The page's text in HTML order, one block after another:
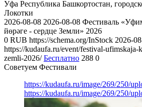
Уфа Республика Башкортостан,
Локотки
2026-08-08 2026-08-08 Фестиваль
йөрәге - сердце Земли» 2026
0 RUB https://schema.org/InStock 2026-
https://kudaufa.ru/event/festival-ufimskaja-
zemli-2026/ Бесплатно 288 0
Советуем Фестивали
https://kudaufa.ru/image/269/250/
https://kudaufa.ru/image/269/250/